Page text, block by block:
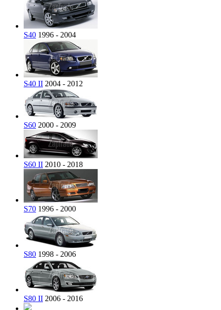
S40 1996 - 2004
S40 II 2004 - 2012
S60 2000 - 2009
S60 II 2010 - 2018
S70 1996 - 2000
S80 1998 - 2006
S80 II 2006 - 2016